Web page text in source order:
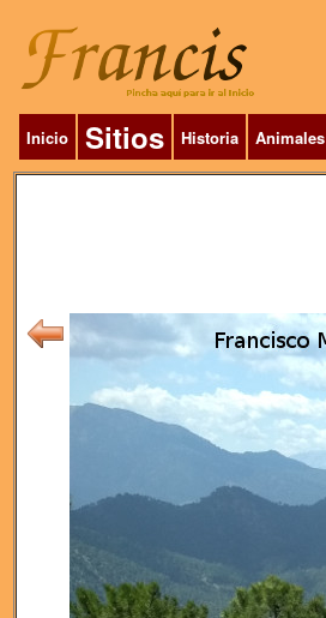
Inicio Sitios Historia Animales